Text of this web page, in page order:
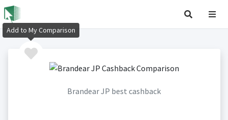
Brandear JP best cashback
Add to My Comparison